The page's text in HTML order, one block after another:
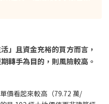
」且資金充裕的買方而言，
轉手為目的，則風險較高。
單價看起來較高（79.72 萬/